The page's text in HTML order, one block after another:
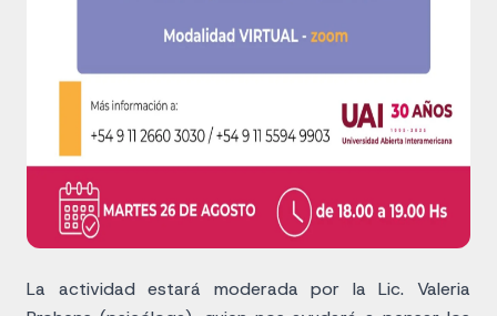
La actividad estará moderada por la Lic. Valeria